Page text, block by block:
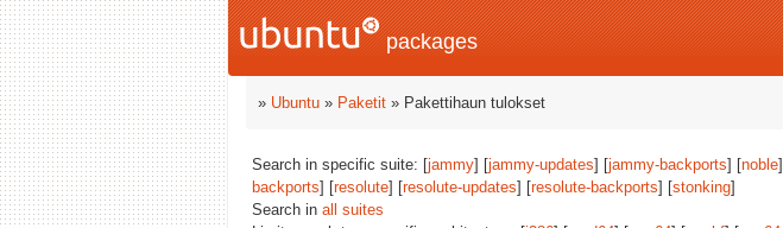
packages
» Ubuntu » Paketit » Pakettihaun tulokset
Search in specific suite: [jammy] [jammy-updates] [jammy-backports] [noble
backports] [resolute] [resolute-updates] [resolute-backports] [stonking]
Search in all suites